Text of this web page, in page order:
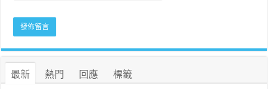
最新 熱門 回應 標籤